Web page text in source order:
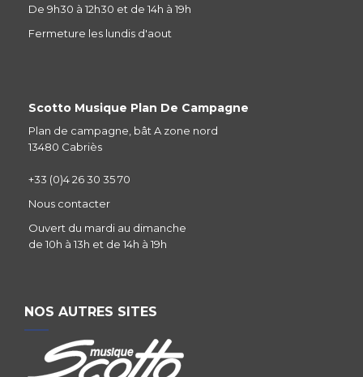
De 9h30 à 12h30 et de 14h à 19h
Fermeture les lundis d'aout
Scotto Musique Plan De Campagne
Plan de campagne, bât A zone nord
13480 Cabriès
+33 (0)4 26 30 35 70
Nous contacter
Ouvert du mardi au dimanche
de 10h à 13h et de 14h à 19h
NOS AUTRES SITES